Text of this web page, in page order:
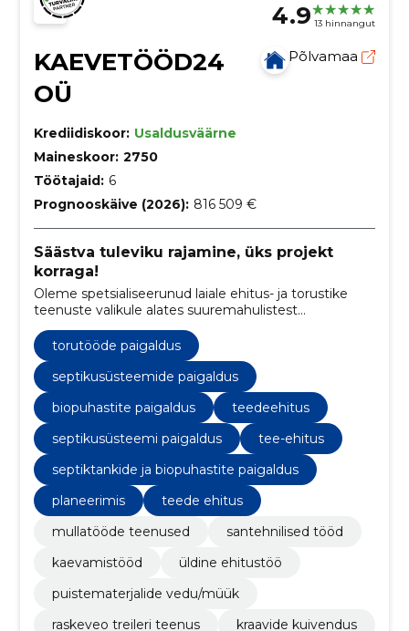
4.9 13 hinnangut
KAEVETÖÖD24
OÜ
Põlvamaa
Krediidiskoor: Usaldusväärne
Maineskoor: 2750
Töötajaid: 6
Prognooskäive (2026): 816 509 €
Säästva tuleviku rajamine, üks projekt
korraga!
Oleme spetsialiseerunud laiale ehitus- ja torustike
teenuste valikule alates suuremahulistest
projektidest kuni väiksemate, detailsete töödeni.
torutööde paigaldus
septikusüsteemide paigaldus
biopuhastite paigaldus
teedeehitus
septikusüsteemi paigaldus
tee-ehitus
septiktankide ja biopuhastite paigaldus
planeerimis
teede ehitus
mullatööde teenused
santehnilised tööd
kaevamistööd
üldine ehitustöö
puistematerjalide vedu/müük
raskeveo treileri teenus
kraavide kuivendus